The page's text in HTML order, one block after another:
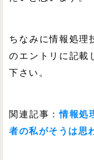
ちなみに情報処理
のエントリに記載
下さい。
関連記事：情報処
者の私がそうは思